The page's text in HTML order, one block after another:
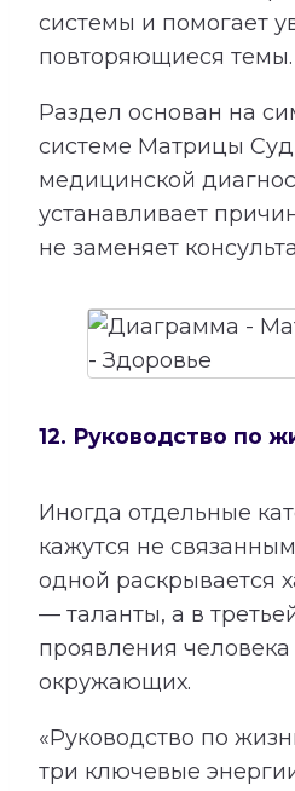
системы и помогает
повторяющиеся темы.
Раздел основан на
системе Матрицы
медицинской
устанавливает
не заменяет
12. Руководство по
Иногда отдельные
кажутся не
одной раскрывается
— таланты, а в
проявления
окружающих.
«Руководство по
три ключевые